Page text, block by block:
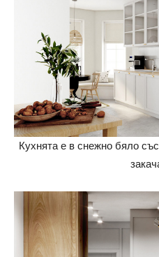
Кухнята е в снежно бяло